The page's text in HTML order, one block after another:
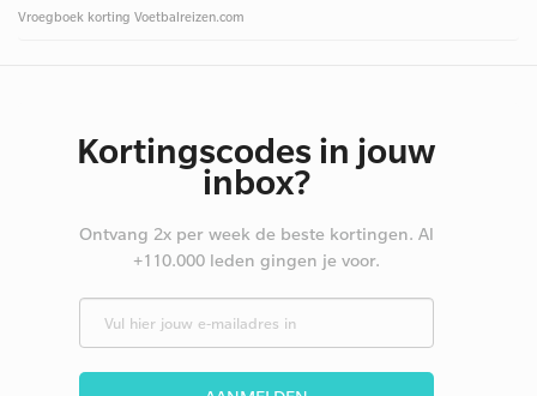
Vroegboek korting Voetbalreizen.com
Kortingscodes in jouw
inbox?
Ontvang 2x per week de beste kortingen. Al
+110.000 leden gingen je voor.